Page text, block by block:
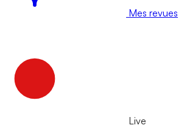
Mes revues
Live